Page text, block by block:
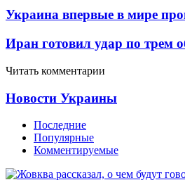
Украина впервые в мире
Иран готовил удар по трем
Читать комментарии
Новости Украины
Последние
Популярные
Комментируемые